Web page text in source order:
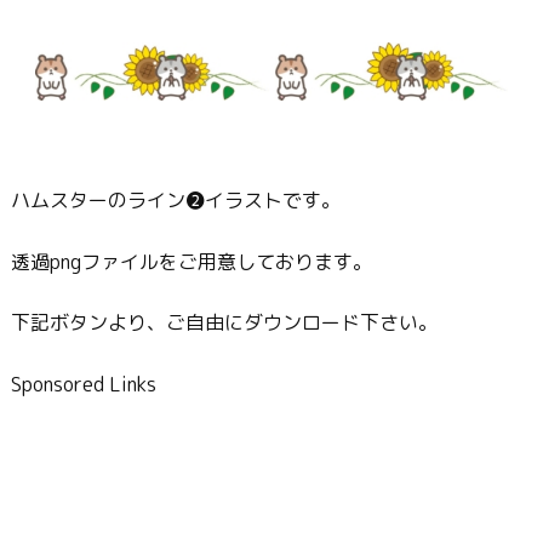
ハムスターのライン❷イラストです。
透過pngファイルをご用意しております。
下記ボタンより、ご自由にダウンロード下さい。
Sponsored Links